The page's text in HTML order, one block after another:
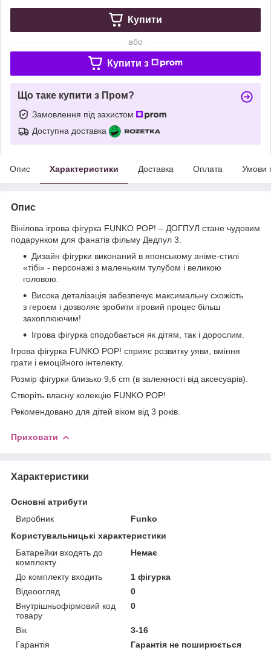
Купити
або
Купити з
Що таке купити з Пром?
Замовлення під захистом
Доступна доставка
Опис Характеристики Доставка Оплата Умови
Опис
Вінілова ігрова фігурка FUNKO POP! – ДОГПУЛ стане чудовим
подарунком для фанатів фільму Дедпул 3.
Дизайн фігурки виконаний в японському аніме-стилі
«тібі» - персонажі з маленьким тулубом і великою
головою.
Висока деталізація забезпечує максимальну схожість
з героєм і дозволяє зробити ігровий процес більш
захоплюючим!
Ігрова фігурка сподобається як дітям, так і дорослим.
Ігрова фігурка FUNKO POP! сприяє розвитку уяви, вміння
грати і емоційного інтелекту.
Розмір фігурки близько 9,6 cm (в залежності від аксесуарів).
Створіть власну колекцію FUNKO POP!
Рекомендовано для дітей віком від 3 років.
Приховати
Характеристики
Основні атрибути
Виробник
Funko
Користувальницькі характеристики
Батарейки входять до
комплекту
Немає
До комплекту входить
1 фігурка
Відеоогляд
0
Внутрішньофірмовий код
товару
0
Вік
3-16
Гарантія
Гарантія не поширюється